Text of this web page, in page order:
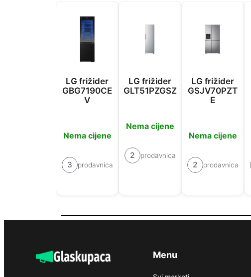
LG frižider
GBG7190CE
V
Nema cijene
3 prodavnica
LG frižider
GLT51PZGSZ
Nema cijene
2 prodavnica
LG frižider
GSJV70PZT
E
Nema cijene
2 prodavnica
Menu